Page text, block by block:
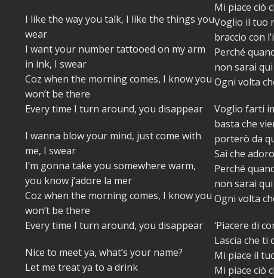
I like the way you talk, I like the things you
wear
I want your number tattooed on my arm
in ink, I swear
Coz when the morning comes, I know you
won’t be there
Every time I turn around, you disappear
I wanna blow your mind, just come with
me, I swear
I’m gonna take you somewhere warm,
you know j’adore la mer
Coz when the morning comes, I know you
won’t be there
Every time I turn around, you disappear
Nice to meet ya, what’s your name?
Let me treat ya to a drink
Mi piace ciò
Voglio il tuo
braccio con
Perché
non sarai qui
Ogni volta
Voglio farti
basta che
porterò da
Sai che
Perché
non sarai qui
Ogni volta
‘Piacere di
Lascia che ti
Mi piace il
Mi piace ciò